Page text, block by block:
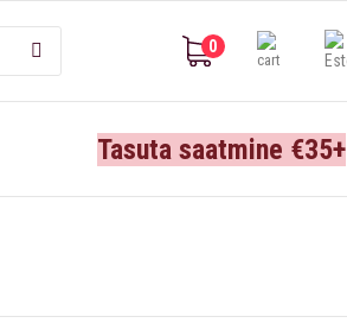
0
Tasuta saatmine €35+